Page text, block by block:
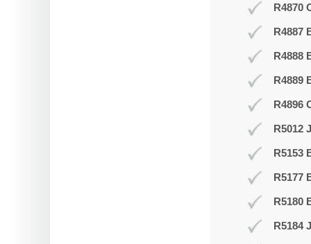
R4870
R4887
R4888
R4889
R4896
R5012
R5153
R5177
R5180
R5184